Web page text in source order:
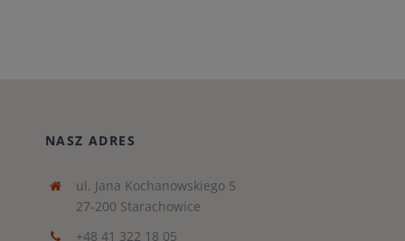
NASZ ADRES
ul. Jana Kochanowskiego 5
27-200 Starachowice
+48 41 322 18 05